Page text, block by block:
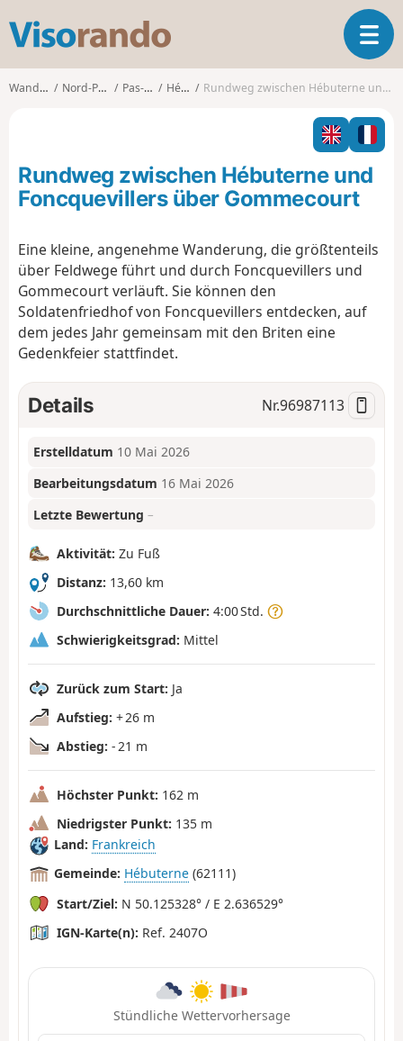
s
o
o
T
o
l
n
a
a
Wanderungen Nord-Pas-de-Calais Pas-de-Calais Hébuterne Rundweg zwischen Hébuterne und Foncquevillers über Gommecourt
Rundweg zwischen Hébuterne und
Foncquevillers über Gommecourt
Eine kleine, angenehme Wanderung, die größtenteils
über Feldwege führt und durch Foncquevillers und
Gommecourt verläuft. Sie können den
Soldatenfriedhof von Foncquevillers entdecken, auf
dem jedes Jahr gemeinsam mit den Briten eine
Gedenkfeier stattfindet.
Details Nr.96987113
Erstelldatum 10 Mai 2026
Bearbeitungsdatum 16 Mai 2026
Letzte Bewertung –
Aktivität: Zu Fuß
Distanz: 13,60 km
Durchschnittliche Dauer: 4:00 Std.
Schwierigkeitsgrad: Mittel
Zurück zum Start: Ja
Aufstieg: + 26 m
Abstieg: - 21 m
Höchster Punkt: 162 m
Niedrigster Punkt: 135 m
Land: Frankreich
Gemeinde: Hébuterne (62111)
Start/Ziel: N 50.125328° / E 2.636529°
IGN-Karte(n): Ref. 2407O
Stündliche Wettervorhersage